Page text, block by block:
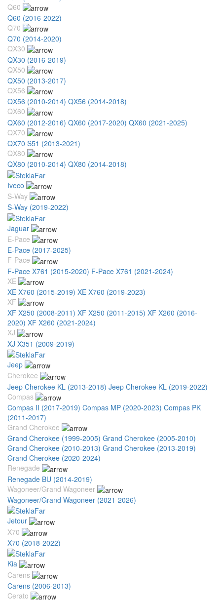
Q60
Q60 (2016-2022)
Q70
Q70 (2014-2020)
QX30
QX30 (2016-2019)
QX50
QX50 (2013-2017)
QX56
QX56 (2010-2014) QX56 (2014-2018)
QX60
QX60 (2012-2016) QX60 (2017-2020) QX60 (2021-2025)
QX70
QX70 S51 (2013-2021)
QX80
QX80 (2010-2014) QX80 (2014-2018)
Iveco
S-Way
S-Way (2019-2022)
Jaguar
E-Pace
E-Pace (2017-2025)
F-Pace
F-Pace X761 (2015-2020) F-Pace X761 (2021-2024)
XE
XE X760 (2015-2019) XE X760 (2019-2023)
XF
XF X250 (2008-2011) XF X250 (2011-2015) XF X260 (2016-
2020) XF X260 (2021-2024)
XJ
XJ X351 (2009-2019)
Jeep
Cherokee
Jeep Cherokee KL (2013-2018) Jeep Cherokee KL (2019-2022)
Compas
Compas II (2017-2019) Compas MP (2020-2023) Compas PK
(2011-2017)
Grand Cherokee
Grand Cherokee (1999-2005) Grand Cherokee (2005-2010)
Grand Cherokee (2010-2013) Grand Cherokee (2013-2019)
Grand Cherokee (2020-2024)
Renegade
Renegade BU (2014-2019)
Wagoneer/Grand Wagoneer
Wagoneer/Grand Wagoneer (2021-2026)
Jetour
X70
X70 (2018-2022)
Kia
Carens
Carens (2006-2013)
Cerato